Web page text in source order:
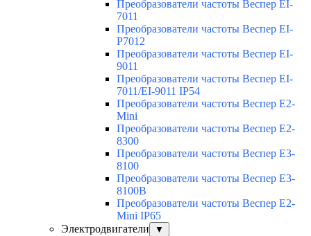
Преобразователи частоты Веспер EI-
7011
Преобразователи частоты Веспер EI-
P7012
Преобразователи частоты Веспер EI-
9011
Преобразователи частоты Веспер EI-
7011/EI-9011 IP54
Преобразователи частоты Веспер E2-
Mini
Преобразователи частоты Веспер E2-
8300
Преобразователи частоты Веспер E3-
8100
Преобразователи частоты Веспер E3-
8100B
Преобразователи частоты Веспер E2-
Mini IP65
Электродвигатели
▼